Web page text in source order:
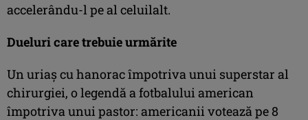
accelerându-l pe al celuilalt.
Dueluri care trebuie urmărite
Un uriaş cu hanorac împotriva unui superstar al
chirurgiei, o legendă a fotbalului american
împotriva unui pastor: americanii votează pe 8